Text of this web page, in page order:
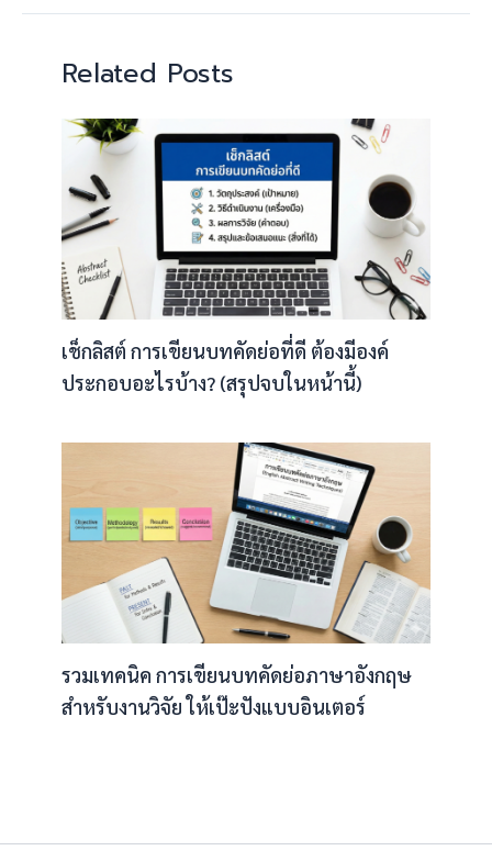
Related Posts
เช็กลิสต์ การเขียนบทคัดย่อที่ดี ต้องมีองค์
ประกอบอะไรบ้าง? (สรุปจบในหน้านี้)
รวมเทคนิค การเขียนบทคัดย่อภาษาอังกฤษ
สำหรับงานวิจัย ให้เป๊ะปังแบบอินเตอร์